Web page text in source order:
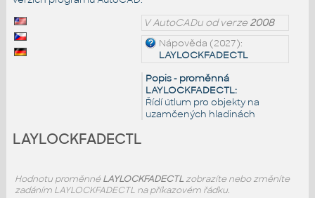
V AutoCADu od verze2008
Nápověda (2027):
LAYLOCKFADECTL
Popis - proměnná
LAYLOCKFADECTL:
Řídí útlum pro objekty na
uzamčených hladinách
LAYLOCKFADECTL
Hodnotu proměnnéLAYLOCKFADECTLzobrazíte nebo změníte
zadáním LAYLOCKFADECTL na příkazovém řádku.